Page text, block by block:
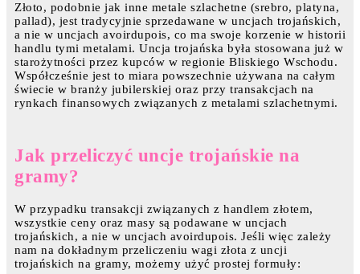
Złoto, podobnie jak inne metale szlachetne (srebro, platyna,
pallad), jest tradycyjnie sprzedawane w uncjach trojańskich,
a nie w uncjach avoirdupois, co ma swoje korzenie w historii
handlu tymi metalami. Uncja trojańska była stosowana już w
starożytności przez kupców w regionie Bliskiego Wschodu.
Współcześnie jest to miara powszechnie używana na całym
świecie w branży jubilerskiej oraz przy transakcjach na
rynkach finansowych związanych z metalami szlachetnymi.
Jak przeliczyć uncje trojańskie na
gramy?
W przypadku transakcji związanych z handlem złotem,
wszystkie ceny oraz masy są podawane w uncjach
trojańskich, a nie w uncjach avoirdupois. Jeśli więc zależy
nam na dokładnym przeliczeniu wagi złota z uncji
trojańskich na gramy, możemy użyć prostej formuły: